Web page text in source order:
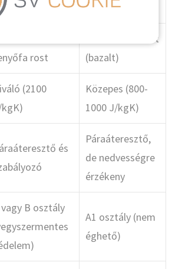
rost
Vulkanikus kőzet
(bazalt)
(2100
Közepes (800-
1000 J/kgK)
és
Páraáteresztő,
de nedvességre
érzékeny
vagy B osztály
A1 osztály (nem
éghető)